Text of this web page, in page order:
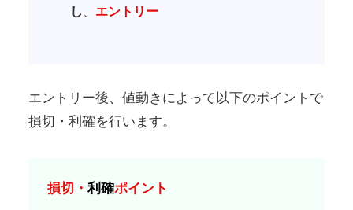
し
エントリー
エントリー後、値動きによって以下のポイントで
損切・利確を行います。
損切・ 利確ポイント